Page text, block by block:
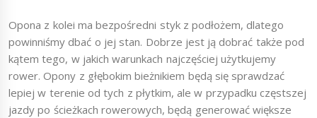
Opona z kolei ma bezpośredni styk z podłożem, dlatego
powinniśmy dbać o jej stan. Dobrze jest ją dobrać także pod
kątem tego, w jakich warunkach najczęściej użytkujemy
rower. Opony z głębokim bieżnikiem będą się sprawdzać
lepiej w terenie od tych z płytkim, ale w przypadku częstszej
jazdy po ścieżkach rowerowych, będą generować większe